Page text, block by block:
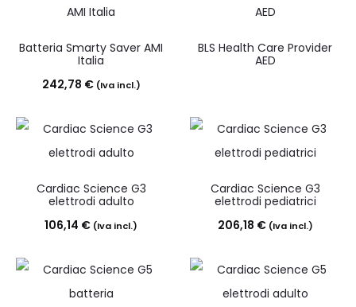
Batteria Smarty Saver AMI
Italia
242,78 € (Iva incl.)
BLS Health Care Provider
AED
Cardiac Science G3
elettrodi adulto
106,14 € (Iva incl.)
Cardiac Science G3
elettrodi pediatrici
206,18 € (Iva incl.)